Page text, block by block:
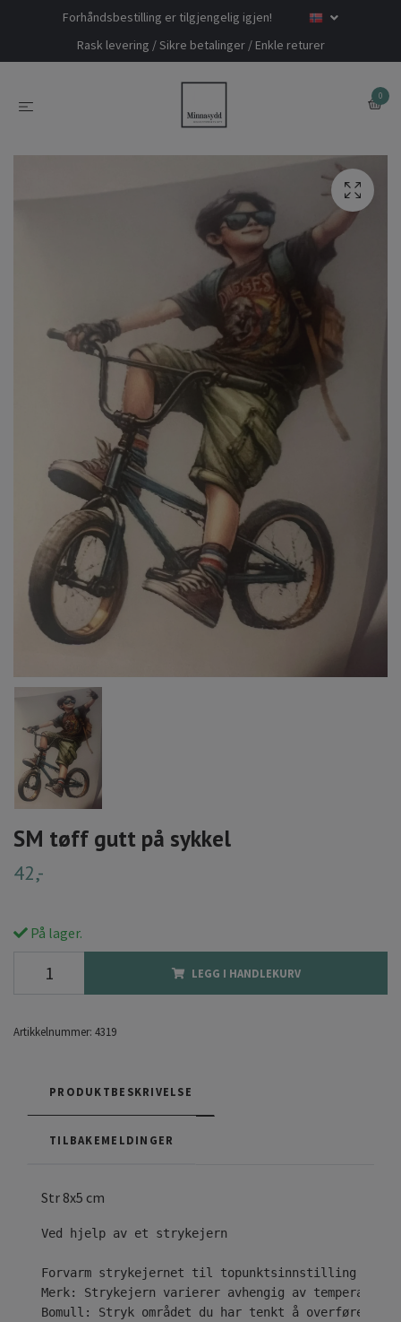
Forhåndsbestilling er tilgjengelig igjen!
Rask levering / Sikre betalinger / Enkle returer
0
SM tøff gutt på sykkel
42,-
På lager.
LEGG I HANDLEKURV
Artikkelnummer: 4319
PRODUKTBESKRIVELSE
TILBAKEMELDINGER
Str 8x5 cm
Ved hjelp av et strykejern
Forvarm strykejernet til topunktsinnstilling ( • •
Merk: Strykejern varierer avhengig av
Bomull: Stryk området du har tenkt å overføre